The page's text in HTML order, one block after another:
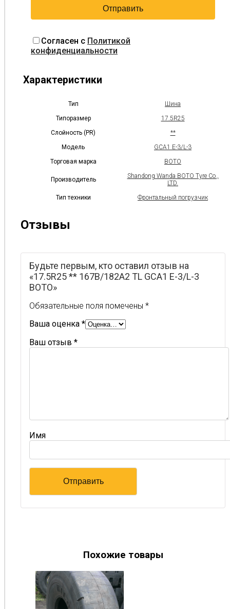
Согласен с Политикой
конфиденциальности
Характеристики
Тип
Шина
Типоразмер
17.5R25
Слойность (PR)
**
Модель
GCA1 E-3/L-3
Торговая марка
BOTO
Производитель
Shandong Wanda BOTO Tyre Co.,
LTD.
Тип техники
Фронтальный погрузчик
Отзывы
Будьте первым, кто оставил отзыв на
«17.5R25 ** 167B/182A2 TL GCA1 E-3/L-3
BOTO»
Обязательные поля помечены *
Ваша оценка *
Ваш отзыв *
Имя
Похожие товары